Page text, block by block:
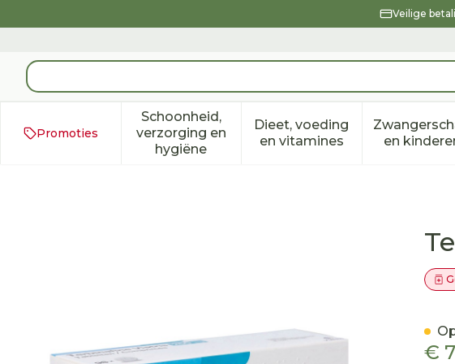
Veilige
Product, merk, categorie...
Promoties
Schoonheid,
verzorging en
hygiëne
Toon submenu voor Schoonheid,
Dieet, voeding
en vitaminesToon submenu voor
en
Terbinafine Viatris 250mg Tabl
€